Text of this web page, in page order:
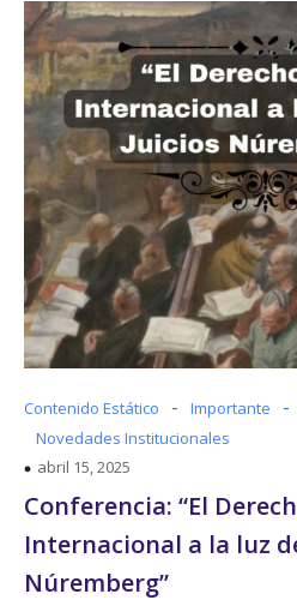
Contenido Estático - Importante -
Novedades Institucionales
abril 15, 2025
Conferencia: “El
Internacional a la luz
Núremberg”